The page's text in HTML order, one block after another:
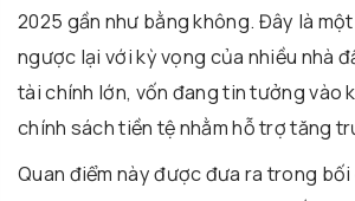
2025 gần như bằng không. Đây là
ngược lại với kỳ vọng của nhiều nhà
tài chính lớn, vốn đang tin tưởng vào
chính sách tiền tệ nhằm hỗ trợ tăng
Quan điểm này được đưa ra trong bối